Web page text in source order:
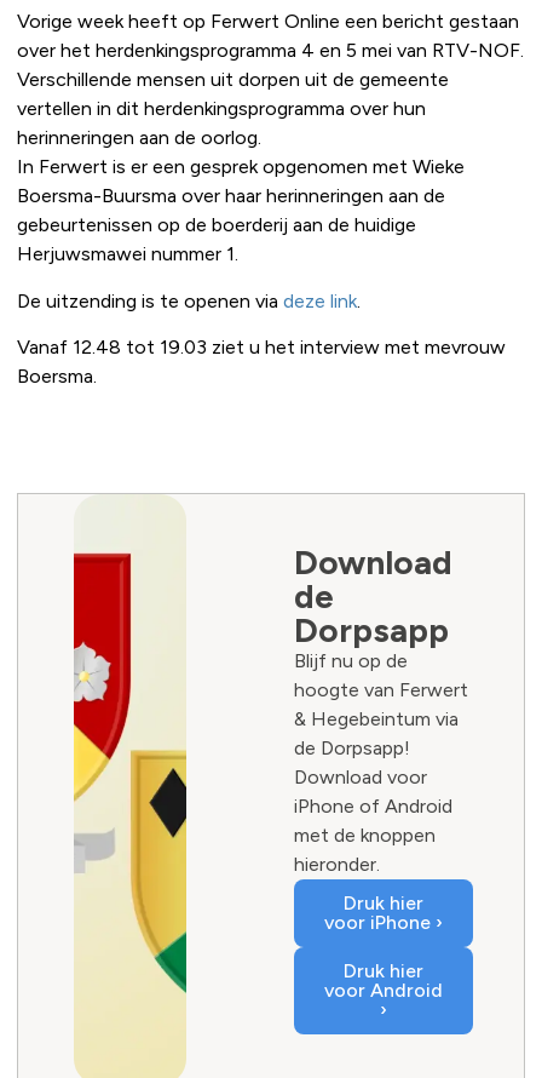
Vorige week heeft op Ferwert Online een bericht gestaan
over het herdenkingsprogramma 4 en 5 mei van RTV-NOF.
Verschillende mensen uit dorpen uit de gemeente
vertellen in dit herdenkingsprogramma over hun
herinneringen aan de oorlog.
In Ferwert is er een gesprek opgenomen met Wieke
Boersma-Buursma over haar herinneringen aan de
gebeurtenissen op de boerderij aan de huidige
Herjuwsmawei nummer 1.
De uitzending is te openen via deze link
Vanaf 12.48 tot 19.03 ziet u het interview met mevrouw
Boersma.
Download
de
Dorpsapp
Blijf nu op de
hoogte van Ferwert
& Hegebeintum via
de Dorpsapp!
Download voor
iPhone of Android
met de knoppen
hieronder.
Druk hier
voor iPhone ›
Druk hier
voor Android
›